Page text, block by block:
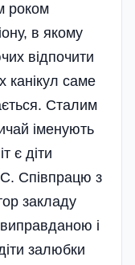
роком
в якому
відпочити
канікул саме
Сталим
іменують
є діти
Співпрацю з
закладу
і
залюбки